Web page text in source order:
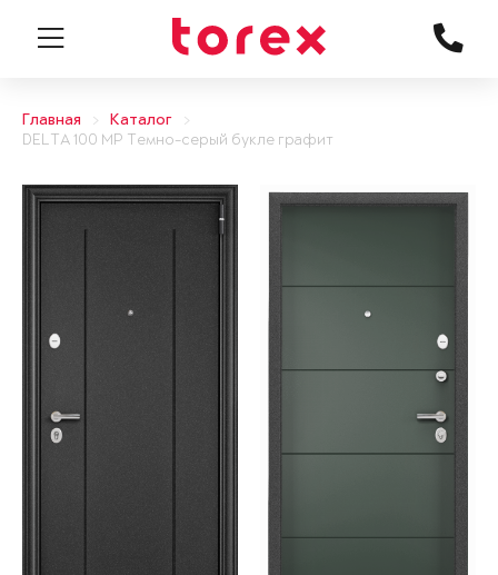
Главная
Каталог
DELTA 100 MP Темно-серый букле графит